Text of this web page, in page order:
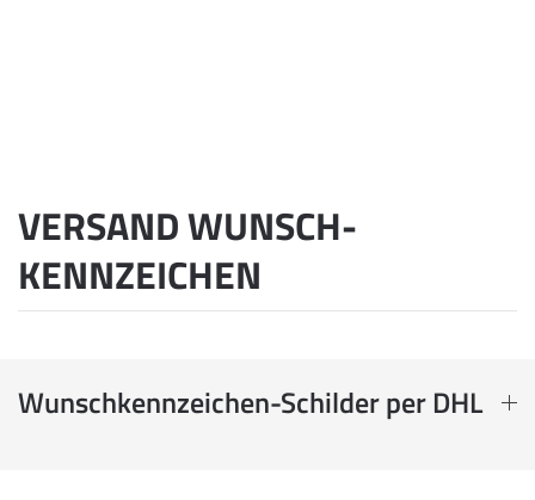
VERSAND WUNSCH­
KENNZEICHEN
Wunschkennzeichen-Schilder per DHL